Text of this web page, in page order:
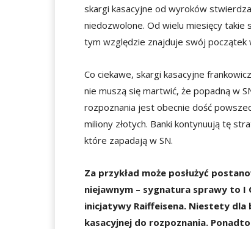
skargi kasacyjne od wyroków
niedozwolone. Od wielu miesięcy takie
tym względzie znajduje swój początek
Co ciekawe, skargi kasacyjne
nie muszą się martwić, że popadną w
rozpoznania jest obecnie dość
miliony złotych. Banki kontynuują tę
które zapadają w SN.
Za przykład może posłużyć
niejawnym – sygnatura sprawy to I
inicjatywy Raiffeisena. Niestety dla
kasacyjnej do rozpoznania.